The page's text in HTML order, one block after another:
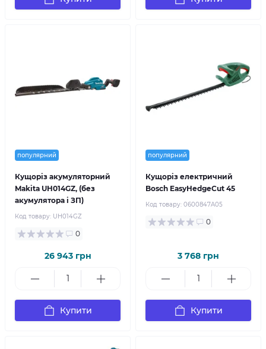
популярний
Кущоріз акумуляторний
Makita UH014GZ, (без
акумулятора і ЗП)
Код товару: UH014GZ
0
26 943 грн
Купити
популярний
Кущоріз електричний
Bosch EasyHedgeCut 45
Код товару: 0600847A05
0
3 768 грн
Купити